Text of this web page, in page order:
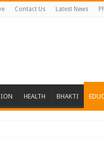
Contact Us Latest News
HEALTH BHAKTI
बियानी